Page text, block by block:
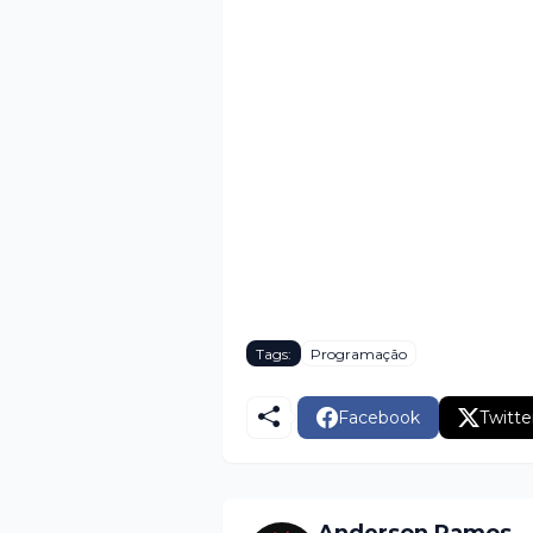
Tags: Programação
Facebook